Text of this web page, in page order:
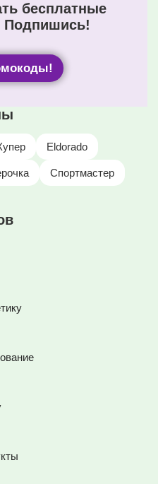
бесплатные
Eldorado
Спортмастер